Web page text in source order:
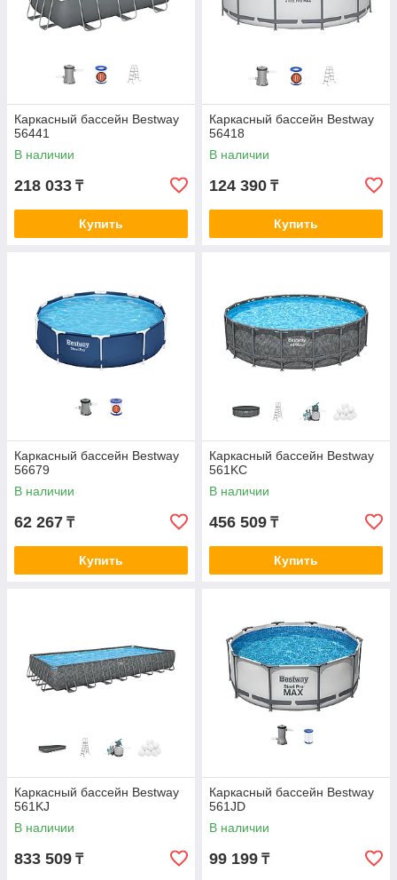
Каркасный бассейн Bestway
56441
В наличии
218 033 ₸
Купить
Каркасный бассейн Bestway
56418
В наличии
124 390 ₸
Купить
Каркасный бассейн Bestway
56679
В наличии
62 267 ₸
Купить
Каркасный бассейн Bestway
561KC
В наличии
456 509 ₸
Купить
Каркасный бассейн Bestway
561KJ
В наличии
833 509 ₸
Каркасный бассейн Bestway
561JD
В наличии
99 199 ₸